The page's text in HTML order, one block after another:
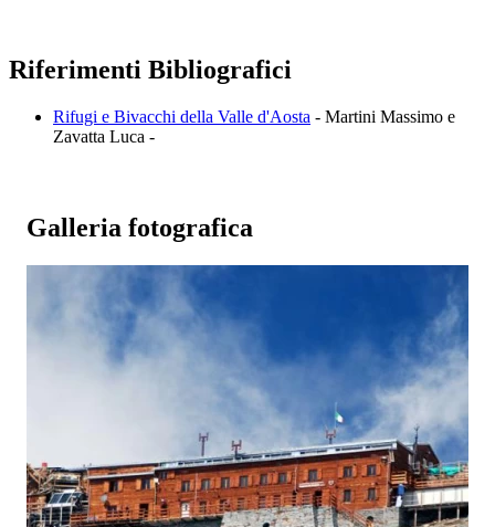
Riferimenti Bibliografici
Rifugi e Bivacchi della Valle d'Aosta - Martini Massimo e
Zavatta Luca -
Galleria fotografica